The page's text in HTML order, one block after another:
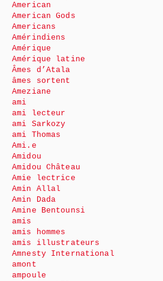
American
American Gods
Americans
Amérindiens
Amérique
Amérique latine
Âmes d’Atala
âmes sortent
Ameziane
ami
ami lecteur
ami Sarkozy
ami Thomas
Ami.e
Amidou
Amidou Château
Amie lectrice
Amin Allal
Amin Dada
Amine Bentounsi
amis
amis hommes
amis illustrateurs
Amnesty International
amont
ampoule